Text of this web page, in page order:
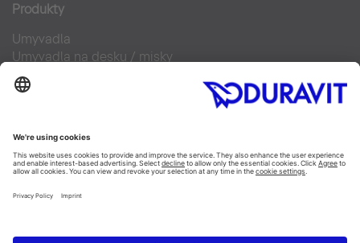
Produkty
Umyvadla
Umyvadla na desku / misky
Klozety pro SensoWash®
Doplňky
Plánování
Plánovač koupelen
5 kroků k Vaší vysněné koupelně
Servis